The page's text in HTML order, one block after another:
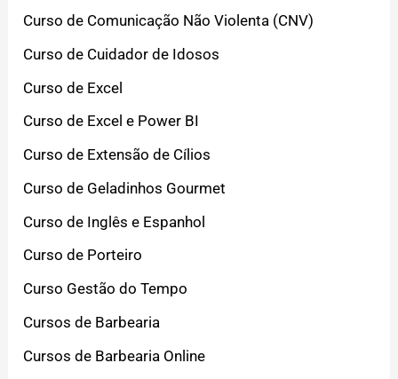
Curso de Comunicação Não Violenta (CNV)
Curso de Cuidador de Idosos
Curso de Excel
Curso de Excel e Power BI
Curso de Extensão de Cílios
Curso de Geladinhos Gourmet
Curso de Inglês e Espanhol
Curso de Porteiro
Curso Gestão do Tempo
Cursos de Barbearia
Cursos de Barbearia Online